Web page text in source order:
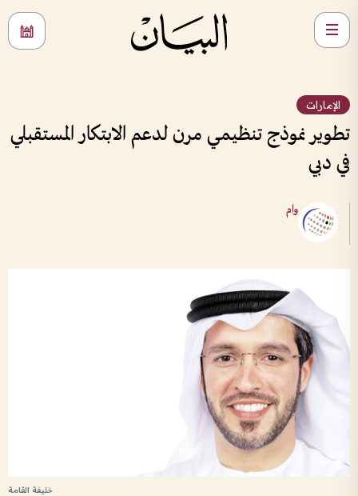
الإمارات
تطوير نموذج تنظيمي مرن لدعم الابتكار المستقبلي
في دبي
وام
خليفة القامة